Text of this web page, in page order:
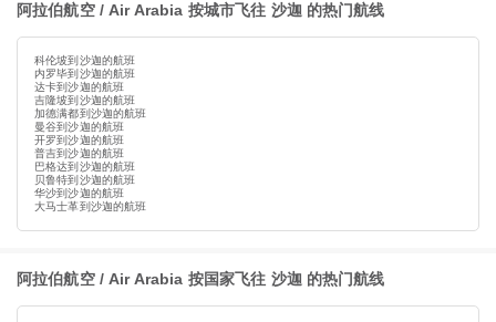
阿拉伯航空 / Air Arabia 按城市飞往 沙迦 的热门航线
科伦坡到沙迦的航班
内罗毕到沙迦的航班
达卡到沙迦的航班
吉隆坡到沙迦的航班
加德满都到沙迦的航班
曼谷到沙迦的航班
开罗到沙迦的航班
普吉到沙迦的航班
巴格达到沙迦的航班
贝鲁特到沙迦的航班
华沙到沙迦的航班
大马士革到沙迦的航班
阿拉伯航空 / Air Arabia 按国家飞往 沙迦 的热门航线